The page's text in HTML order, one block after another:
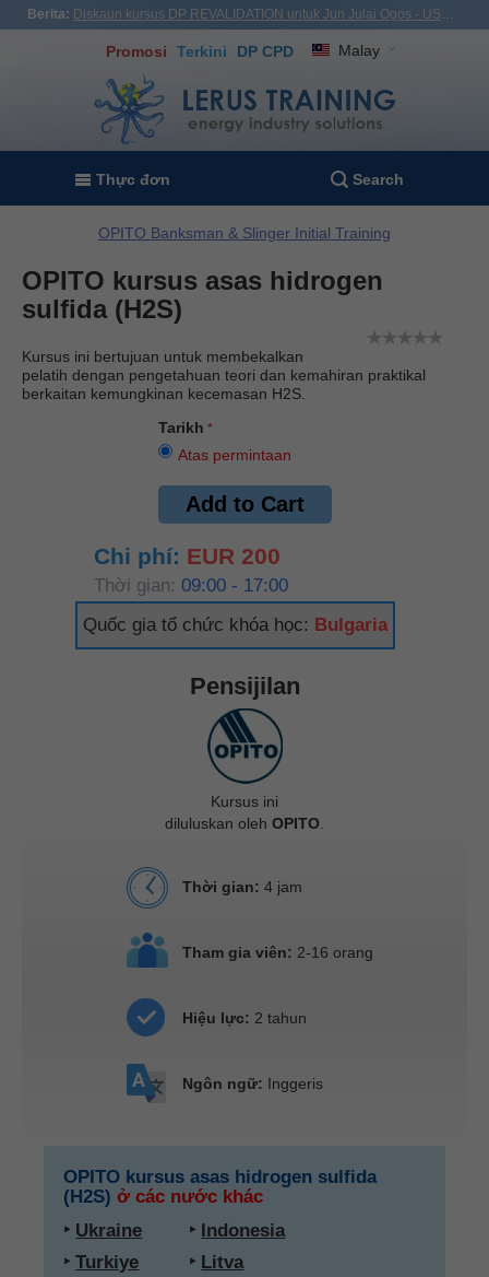
Berita: Diskaun kursus DP REVALIDATION untuk Jun Julai Ogos - USD1,000! Vietnam, Turkiye, Malaysia
Promosi Terkini DP CPD Malay
Thực đơn Search
OPITO Banksman & Slinger Initial Training
OPITO kursus asas hidrogen
sulfida (H2S)
Kursus ini bertujuan untuk membekalkan
pelatih dengan pengetahuan teori dan kemahiran praktikal
berkaitan kemungkinan kecemasan H2S.
Tarikh
Atas permintaan
Add to Cart
Chi phí: EUR 200
Thời gian: 09:00 - 17:00
Quốc gia tổ chức khóa học: Bulgaria
Pensijilan
Kursus ini
diluluskan oleh OPITO
Thời gian: 4 jam
Tham gia viên: 2-16 orang
Hiệu lực: 2 tahun
Ngôn ngữ: Inggeris
OPITO kursus asas hidrogen sulfida
(H2S)ở các nước khác
‣ Ukraine ‣ Indonesia
‣Turkiye ‣ Litva